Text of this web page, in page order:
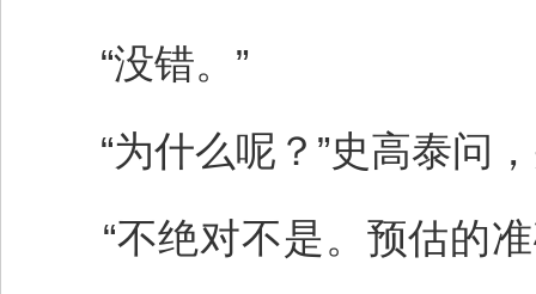
“没错。”
“为什么呢？”史高泰问，
“不绝对不是。预估的准